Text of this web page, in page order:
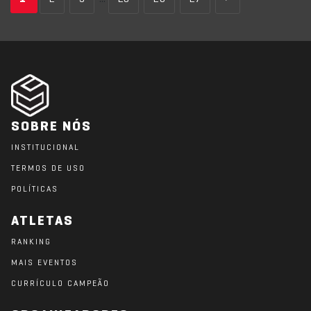
SOBRE NÓS
INSTITUCIONAL
TERMOS DE USO
POLÍTICAS
ATLETAS
RANKING
MAIS EVENTOS
CURRÍCULO CAMPEÃO